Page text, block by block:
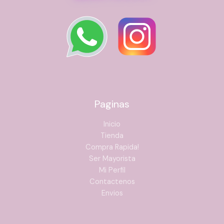
Paginas
Inicio
Tienda
Compra Rapida!
Ser Mayorista
Mi Perfil
Contactenos
Envios